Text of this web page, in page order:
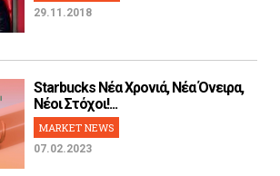
29.11.2018
Starbucks Νέα Χρονιά, Νέα Όνειρα,
Νέοι Στόχοι!...
MARKET NEWS
07.02.2023